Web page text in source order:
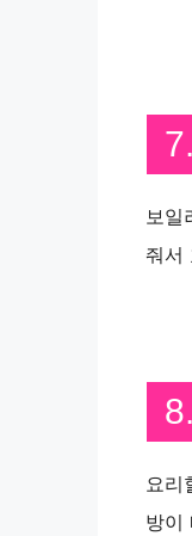
보일
줘서
요리
방이